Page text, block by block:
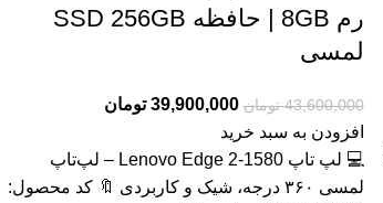
رم 8GB | حافظه SSD 256GB
لمسی
43,600,000 تومان 39,900,000 تومان
افزودن به سبد خرید
💻 لپ تاپ Lenovo Edge 2-1580 – لپ‌تاپ
لمسی ۳۶۰ درجه، شیک و کاربردی 🔖 کد محصول: